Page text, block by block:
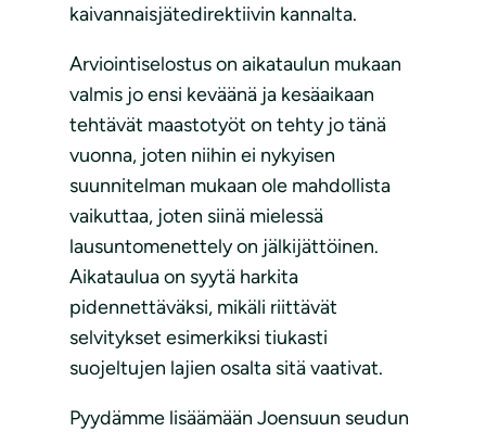
kaivannaisjätedirektiivin kannalta.
Arviointiselostus on aikataulun mukaan
valmis jo ensi keväänä ja kesäaikaan
tehtävät maastotyöt on tehty jo tänä
vuonna, joten niihin ei nykyisen
suunnitelman mukaan ole mahdollista
vaikuttaa, joten siinä mielessä
lausuntomenettely on jälkijättöinen.
Aikataulua on syytä harkita
pidennettäväksi, mikäli riittävät
selvitykset esimerkiksi tiukasti
suojeltujen lajien osalta sitä vaativat.
Pyydämme lisäämään Joensuun seudun